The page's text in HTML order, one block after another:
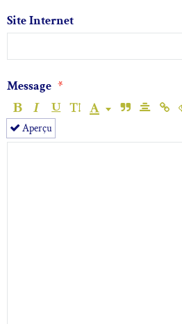
Site Internet
Message
Aperçu